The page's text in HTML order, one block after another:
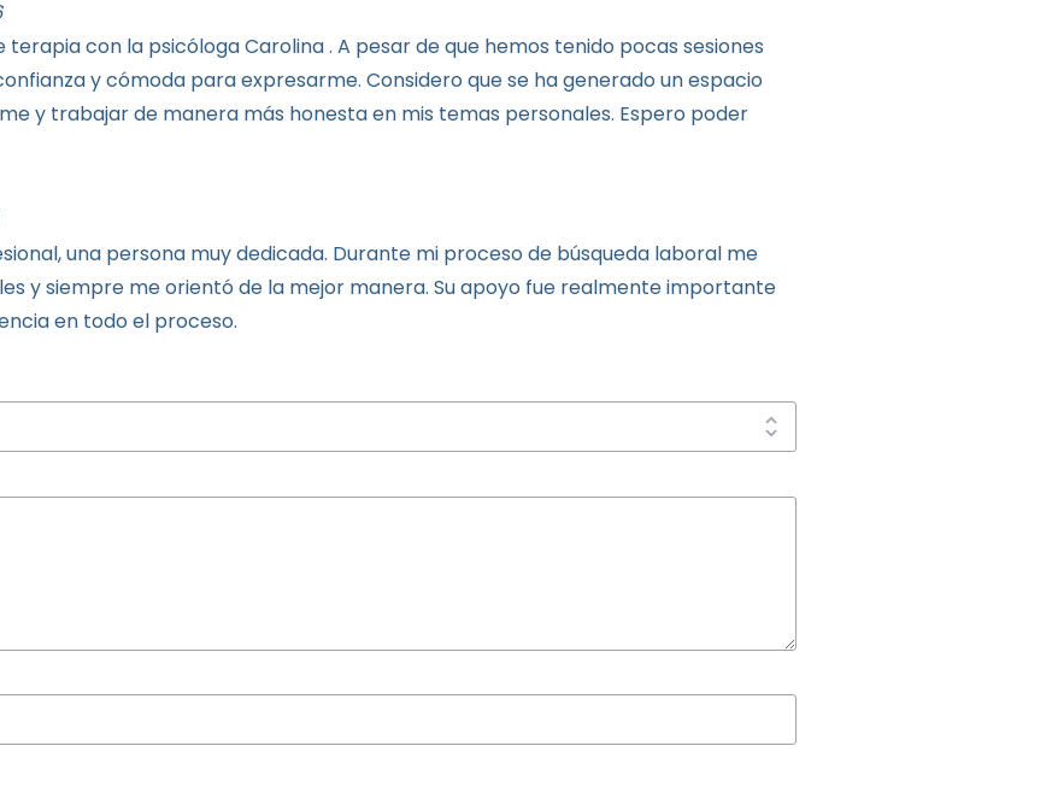
con la psicóloga Carolina . A pesar de que hemos tenido pocas sesiones
y cómoda para expresarme. Considero que se ha generado un espacio
y trabajar de manera más honesta en mis temas personales. Espero poder
una persona muy dedicada. Durante mi proceso de búsqueda laboral me
y siempre me orientó de la mejor manera. Su apoyo fue realmente importante
en todo el proceso.